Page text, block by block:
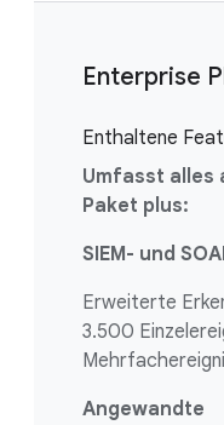
Enterprise
Enthaltene
Umfasst alles
Paket plus:
SIEM- und
Erweiterte
3.500
Angewandte